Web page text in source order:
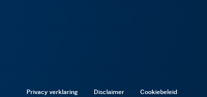
Privacy verklaring Disclaimer Cookiebeleid